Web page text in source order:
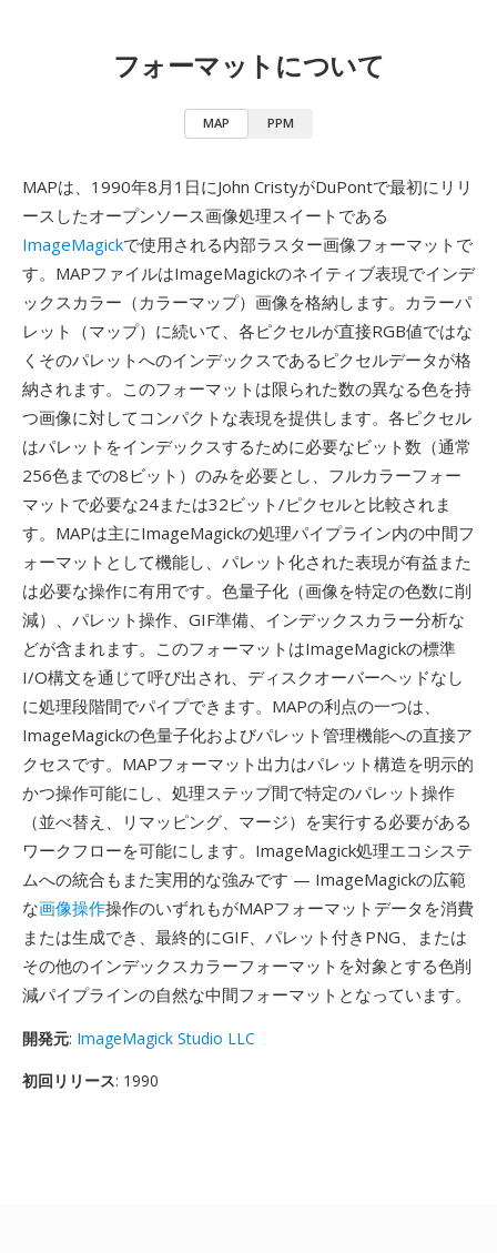
フォーマットについて
MAP PPM
MAPは、1990年8月1日にJohn CristyがDuPontで最初にリリ
ースしたオープンソース画像処理スイートである
ImageMagickで使用される内部ラスター画像フォーマットで
す。MAPファイルはImageMagickのネイティブ表現でインデ
ックスカラー（カラーマップ）画像を格納します。カラーパ
レット（マップ）に続いて、各ピクセルが直接RGB値ではな
くそのパレットへのインデックスであるピクセルデータが格
納されます。このフォーマットは限られた数の異なる色を持
つ画像に対してコンパクトな表現を提供します。各ピクセル
はパレットをインデックスするために必要なビット数（通常
256色までの8ビット）のみを必要とし、フルカラーフォー
マットで必要な24または32ビット/ピクセルと比較されま
す。MAPは主にImageMagickの処理パイプライン内の中間フ
ォーマットとして機能し、パレット化された表現が有益また
は必要な操作に有用です。色量子化（画像を特定の色数に削
減）、パレット操作、GIF準備、インデックスカラー分析な
どが含まれます。このフォーマットはImageMagickの標準
I/O構文を通じて呼び出され、ディスクオーバーヘッドなし
に処理段階間でパイプできます。MAPの利点の一つは、
ImageMagickの色量子化およびパレット管理機能への直接ア
クセスです。MAPフォーマット出力はパレット構造を明示的
かつ操作可能にし、処理ステップ間で特定のパレット操作
（並べ替え、リマッピング、マージ）を実行する必要がある
ワークフローを可能にします。ImageMagick処理エコシステ
ムへの統合もまた実用的な強みです — ImageMagickの広範
な画像操作操作のいずれもがMAPフォーマットデータを消費
または生成でき、最終的にGIF、パレット付きPNG、または
その他のインデックスカラーフォーマットを対象とする色削
減パイプラインの自然な中間フォーマットとなっています。
開発元: ImageMagick Studio LLC
初回リリース: 1990